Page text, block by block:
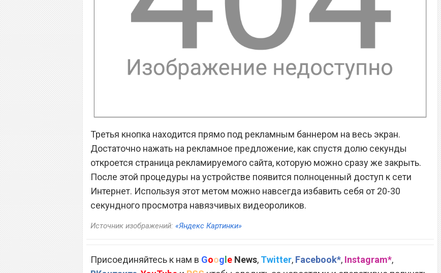
Третья кнопка находится прямо под рекламным баннером на весь экран.
Достаточно нажать на рекламное предложение, как спустя долю секунды
откроется страница рекламируемого сайта, которую можно сразу же закрыть.
После этой процедуры на устройстве появится полноценный доступ к сети
Интернет. Используя этот метом можно навсегда избавить себя от 20-30
секундного просмотра навязчивых видеороликов.
Источник изображений: «Яндекс Картинки»
Присоединяйтесь к нам в Google News, Twitter, Facebook*, Instagram*,